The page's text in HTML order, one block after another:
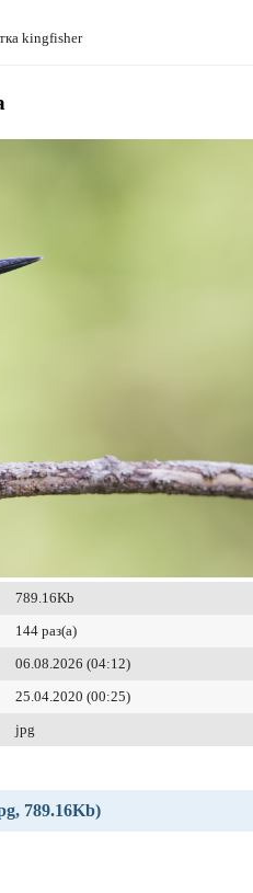
kingfisher
789.16Kb
144 раз(а)
06.08.2026 (04:12)
25.04.2020 (00:25)
jpg
789.16Kb)